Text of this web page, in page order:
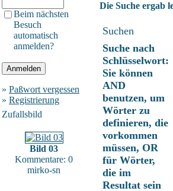
Beim nächsten
Besuch
automatisch
anmelden?
» Paßwort vergessen
» Registrierung
Zufallsbild
Bild 03
Kommentare: 0
mirko-sn
Die Suche ergab
Suchen
Suche nach
Schlüsselwort:
Sie können
AND
benutzen, um
Wörter zu
definieren, die
vorkommen
müssen, OR
für Wörter,
die im
Resultat sein